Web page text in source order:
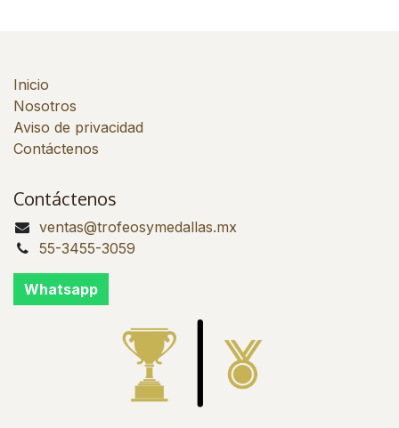
Inicio
Nosotros
Aviso de privacidad
Contáctenos
Contáctenos
ventas@trofeosymedallas.mx
55-3455-3059
Whatsapp